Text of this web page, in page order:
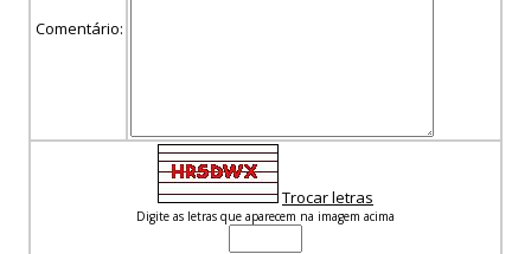
Comentário:
Trocar letras
Digite as letras que aparecem na imagem acima